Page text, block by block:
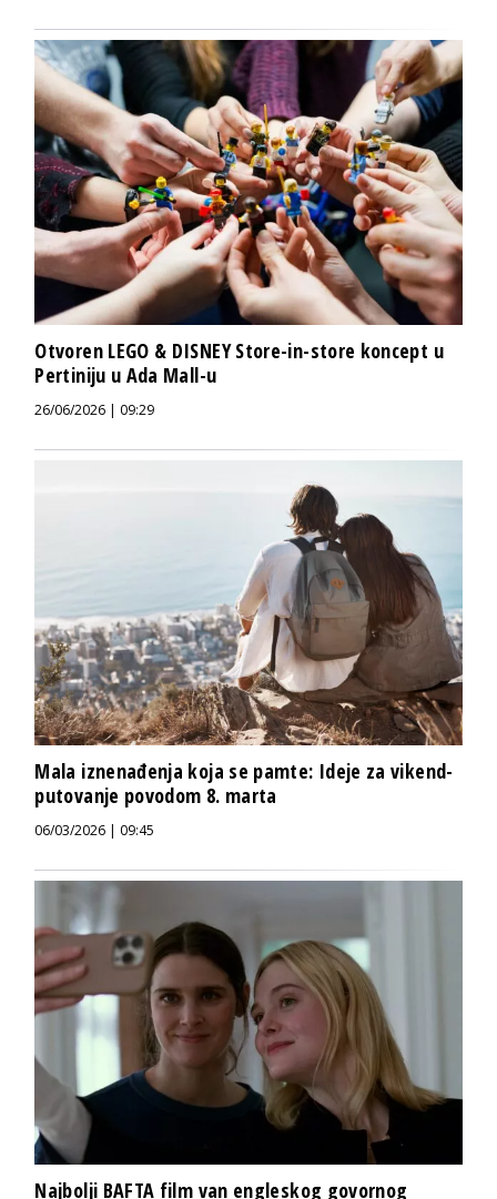
Otvoren LEGO & DISNEY Store-in-store koncept u
Pertiniju u Ada Mall-u
26/06/2026 | 09:29
Mala iznenađenja koja se pamte: Ideje za vikend-
putovanje povodom 8. marta
06/03/2026 | 09:45
Najbolji BAFTA film van engleskog govornog